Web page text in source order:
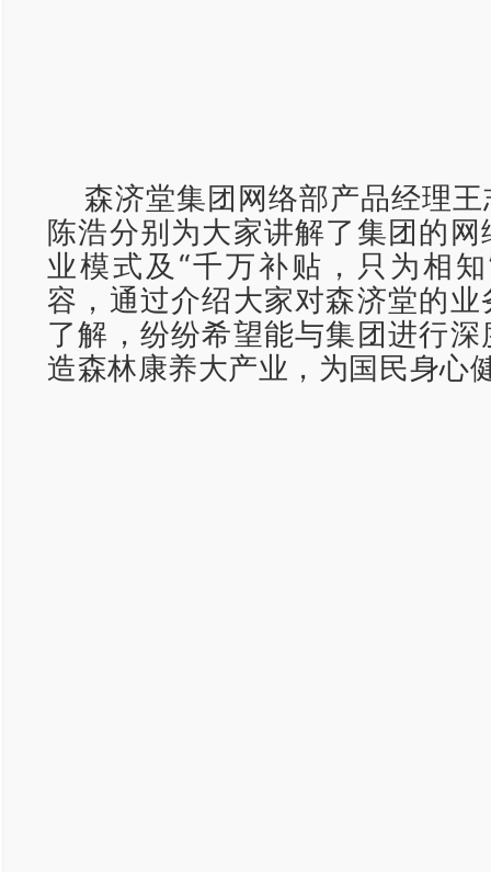
森济堂集团网络部产品经理
陈浩分别为大家讲解了集团的
业模式及“千万补贴，只为相
容，通过介绍大家对森济堂的
了解，纷纷希望能与集团进行
造森林康养大产业，为国民身心